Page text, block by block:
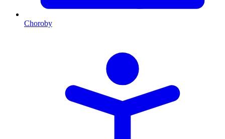
Choroby